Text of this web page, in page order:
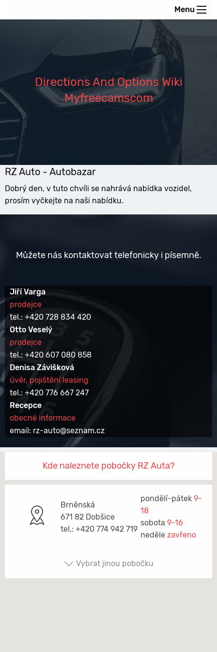
Menu
Directions And Options Wiki
Myfreecamscom
RZ Auto - Autobazar
Dobrý den, v tuto chvíli se nahrává nabídka vozidel,
prosím vyčkejte na naši nabídku.
Můžete nás kontaktovat telefonicky i písemně.
Jiří Varga
prodejce
tel.: +420 728 834 420
Otto Veselý
prodejce
tel.: +420 607 080 858
Denisa Závišková
úvěr, pojištění leasing
tel.: +420 776 667 247
Recepce
obecné informace
email: rz-auto@seznam.cz
Kde naleznete pobočky RZ Auta?
Brněnská
671 82 Dobšice
tel.: +420 774 942 719
pondělí-pátek 9-
18
sobota 9-16
neděle zavřeno
Vybrat jinou pobočku